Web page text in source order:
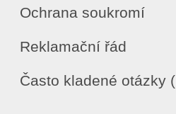
Ochrana soukromí
Reklamační řád
Často kladené otázky